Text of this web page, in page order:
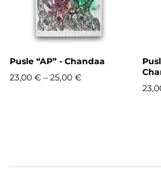
Pusle “AP” - Chandaa
23,00 € – 25,00 €